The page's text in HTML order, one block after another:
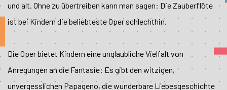
und alt. Ohne zu übertreiben kann man sagen: Die Zauberflöte
ist bei Kindern die beliebteste Oper schlechthin.
Die Oper bietet Kindern eine unglaubliche Vielfalt von
Anregungen an die Fantasie: Es gibt den witzigen,
unvergesslichen Papageno, die wunderbare Liebesgeschichte